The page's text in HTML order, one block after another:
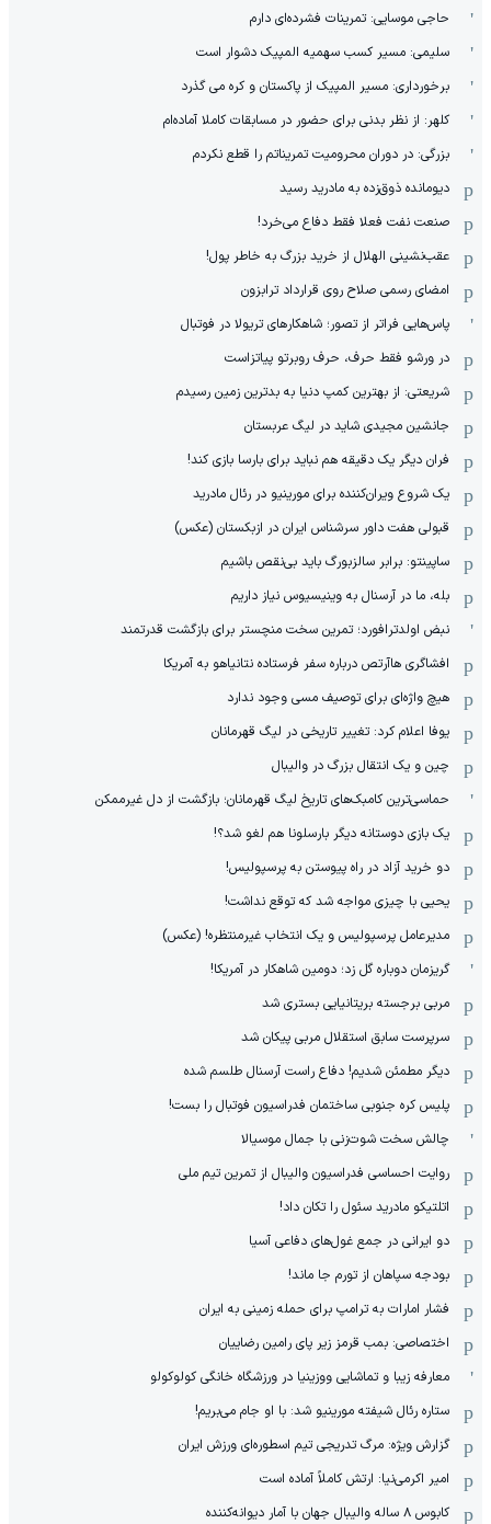
حاجی موسایی: تمرینات فشرده‌ای دارم
سلیمی: مسیر کسب سهمیه المپیک دشوار است
برخورداری: مسیر المپیک از پاکستان و کره می گذرد
کلهر: از نظر بدنی برای حضور در مسابقات کاملا آماده‌ام
بزرگی: در دوران محرومیت تمریناتم را قطع نکردم
دیومانده ذوق‌زده به مادرید رسید
صنعت نفت فعلا فقط دفاع می‌خرد!
عقب‌نشینی الهلال از خرید بزرگ به خاطر پول!
امضای رسمی صلاح روی قرارداد ترابزون
پاس‌هایی فراتر از تصور؛ شاهکارهای تریولا در فوتبال
در ورشو فقط حرف، حرف روبرتو پیاتزاست
شریعتی: از بهترین کمپ‌ دنیا به بدترین زمین‌ رسیدم
جانشین مجیدی شاید در لیگ عربستان
فران دیگر یک دقیقه هم نباید برای بارسا بازی کند!
یک شروع ویران‌کننده برای مورینیو در رئال مادرید
قبولی هفت داور سرشناس ایران در ازبکستان (عکس)
ساپینتو: برابر سالزبورگ باید بی‌نقص باشیم
بله، ما در آرسنال به وینیسیوس نیاز داریم
نبض اولدترافورد؛ تمرین سخت منچستر برای بازگشت قدرتمند
افشاگری هاآرتص درباره سفر فرستاده نتانیاهو به آمریکا
هیچ واژه‌ای برای توصیف مسی وجود ندارد
یوفا اعلام کرد: تغییر تاریخی در لیگ قهرمانان
چین و یک انتقال بزرگ در والیبال
حماسی‌ترین کامبک‌های تاریخ لیگ قهرمانان؛ بازگشت از دل غیرممکن
یک بازی دوستانه دیگر بارسلونا هم لغو شد؟!
دو خرید آزاد در راه پیوستن به پرسپولیس!
یحیی با چیزی مواجه شد که توقع نداشت!
مدیرعامل پرسپولیس و یک انتخاب غیرمنتظره! (عکس)
گریزمان دوباره گل زد؛ دومین شاهکار در آمریکا!
مربی برجسته بریتانیایی بستری شد
سرپرست سابق استقلال مربی پیکان شد
دیگر مطمئن شدیم! دفاع راست آرسنال طلسم شده
پلیس کره ‌جنوبی ساختمان فدراسیون فوتبال را بست!
چالش سخت شوت‌زنی با جمال موسیالا
روایت احساسی فدراسیون والیبال از تمرین تیم ملی
اتلتیکو مادرید سئول را تکان داد!
دو ایرانی در جمع غول‌های دفاعی آسیا
بودجه سپاهان از تورم جا ماند!
فشار امارات به ترامپ برای حمله زمینی به ایران
اختصاصی: بمب قرمز زیر پای رامین رضاییان
معارفه زیبا و تماشایی ووزینیا در ورزشگاه خانگی کولوکولو
ستاره رئال شیفته مورینیو شد: با او جام می‌بریم!
گزارش ویژه: مرگ تدریجی تیم اسطوره‌ای ورزش ایران
امیر اکرمی‌نیا: ارتش کاملاً آماده است
کابوس ۸ ساله والیبال جهان با آمار دیوانه‌کننده